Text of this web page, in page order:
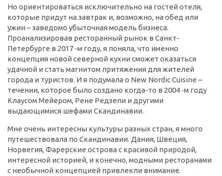
Но ориентироваться исключительно на гостей отеля,
которые придут на завтрак и, возможно, на обед или
ужин – заведомо убыточная модель бизнеса.
Проанализировав ресторанный рынок в Санкт-
Петербурге в 2017 ‑м году, я поняла, что именно
концепция новой северной кухни сможет оказаться
удачной и стать магнитом притяжения для жителей
города и туристов. И я подумала о New Nordic Cuisine –
течении, которое было создано когда-то в 2004 ‑м году
Клаусом Мейером, Рене Редзепи и другими
выдающимися шефами Скандинавии.
Мне очень интересны культуры разных стран, я много
путешествовала по Скандинавии. Дания, Швеция,
Норвегия, Фарерские острова с красивой природой,
интересной историей, и конечно, модными ресторанами
с необычной концепцией привлекли внимание.